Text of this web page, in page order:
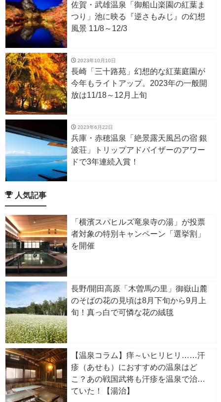
佐賀・武雄温泉「御船山楽園の紅葉ま
つり」池に映る『逆さもみじ』の幻想
風景 11/8～12/3
2023年10月10日
長崎「三十路苑」幻想的な紅葉庭園が
今年もライトアップ。2023年の一般開
放は11/18～12月上旬
2023年6月22日
兵庫・赤穂温泉「絶景露天風呂の宿 銀
波荘」トリップアドバイザーのアワー
ドで3年連続入賞！
人気記事
「横濱スパヒルズ竜泉寺の湯」が投票
者対象の特別キャンペーン「選挙割」
を開催
長野/開田高原「木曽馬の里」御嶽山麓
のそばの花の見頃は8月下旬から9月上
旬！真っ白で可憐な花の絨毯
【温泉コラム】痒～いヒリヒリ……汗
疹（あせも）におすすめの温泉はど
こ？あの戦国武将も汗疹を温泉で治し
ていた！【湯治】